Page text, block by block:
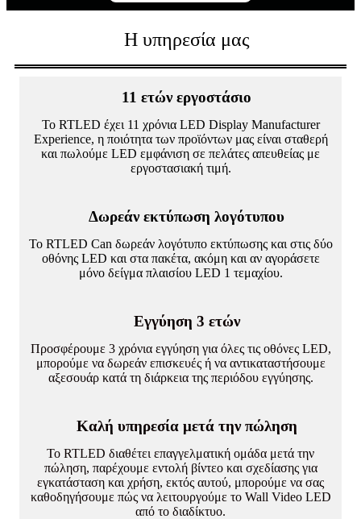
Η υπηρεσία μας
11 ετών εργοστάσιο
Το RTLED έχει 11 χρόνια LED Display Manufacturer
Experience, η ποιότητα των προϊόντων μας είναι σταθερή
και πωλούμε LED εμφάνιση σε πελάτες απευθείας με
εργοστασιακή τιμή.
Δωρεάν εκτύπωση λογότυπου
Το RTLED Can δωρεάν λογότυπο εκτύπωσης και στις δύο
οθόνης LED και στα πακέτα, ακόμη και αν αγοράσετε
μόνο δείγμα πλαισίου LED 1 τεμαχίου.
Εγγύηση 3 ετών
Προσφέρουμε 3 χρόνια εγγύηση για όλες τις οθόνες LED,
μπορούμε να δωρεάν επισκευές ή να αντικαταστήσουμε
αξεσουάρ κατά τη διάρκεια της περιόδου εγγύησης.
Καλή υπηρεσία μετά την πώληση
Το RTLED διαθέτει επαγγελματική ομάδα μετά την
πώληση, παρέχουμε εντολή βίντεο και σχεδίασης για
εγκατάσταση και χρήση, εκτός αυτού, μπορούμε να σας
καθοδηγήσουμε πώς να λειτουργούμε το Wall Video LED
από το διαδίκτυο.